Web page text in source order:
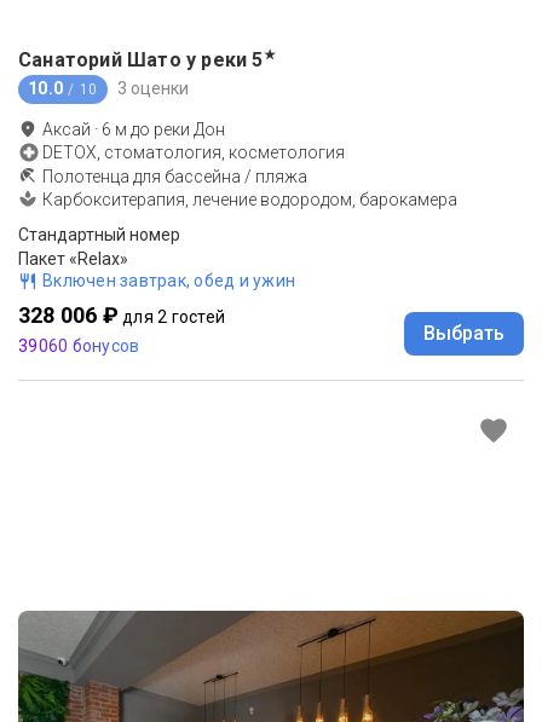
Санаторий Шато у реки 5★
10.0 / 10 3 оценки
Аксай · 6 м до реки Дон
DETOX, стоматология, косметология
Полотенца для бассейна / пляжа
Карбокситерапия, лечение водородом, барокамера
Стандартный номер
Пакет «Relax»
Включен завтрак, обед и ужин
328 006 ₽ для 2 гостей
39060 бонусов
Выбрать